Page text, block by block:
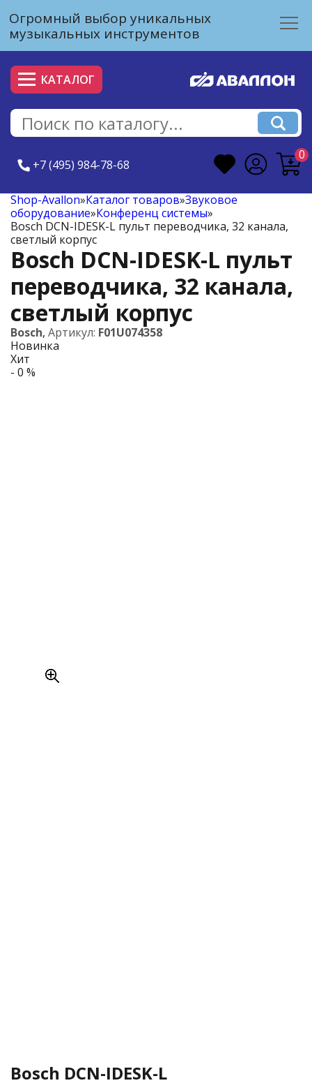
Огромный выбор уникальных
музыкальных инструментов
КАТАЛОГ
+7 (495) 984-78-68
0
Shop-Avallon»Каталог товаров»Звуковое
оборудование»Конференц системы»
Bosch DCN-IDESK-L пульт переводчика, 32 канала,
светлый корпус
Bosch DCN-IDESK-L пульт
переводчика, 32 канала,
светлый корпус
Bosch, Артикул: F01U074358
Новинка
Хит
- 0 %
Bosch DCN-IDESK-L